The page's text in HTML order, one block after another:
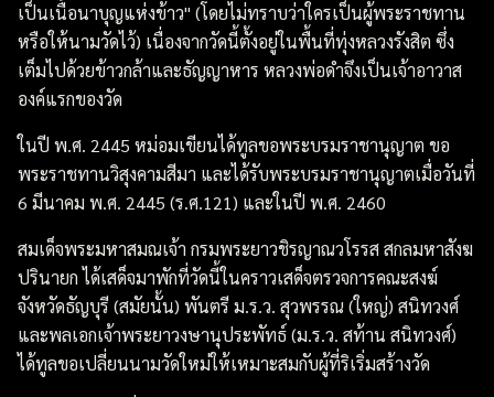
เป็นเนื้อนาบุญแห่งข้าว" (โดยไม่ทราบว่าใครเป็นผู้พระราชทาน
หรือให้นามวัดไว้) เนื่องจากวัดนี้ตั้งอยู่ในพื้นที่ทุ่งหลวงรังสิต ซึ่ง
เต็มไปด้วยข้าวกล้าและธัญญาหาร หลวงพ่อดำจึงเป็นเจ้าอาวาส
องค์แรกของวัด
ในปี พ.ศ. 2445 หม่อมเขียนได้ทูลขอพระบรมราชานุญาต ขอ
พระราชทานวิสุงคามสีมา และได้รับพระบรมราชานุญาตเมื่อวันที่
6 มีนาคม พ.ศ. 2445 (ร.ศ.121) และในปี พ.ศ. 2460
สมเด็จพระมหาสมณเจ้า กรมพระยาวชิรญาณวโรรส สกลมหาสังฆ
ปรินายก ได้เสด็จมาพักที่วัดนี้ในคราวเสด็จตรวจการคณะสงฆ์
จังหวัดธัญบุรี (สมัยนั้น) พันตรี ม.ร.ว. สุวพรรณ (ใหญ่) สนิทวงศ์
และพลเอกเจ้าพระยาวงษานุประพัทธ์ (ม.ร.ว. สท้าน สนิทวงศ์)
ได้ทูลขอเปลี่ยนนามวัดใหม่ให้เหมาะสมกับผู้ที่ริเริ่มสร้างวัด